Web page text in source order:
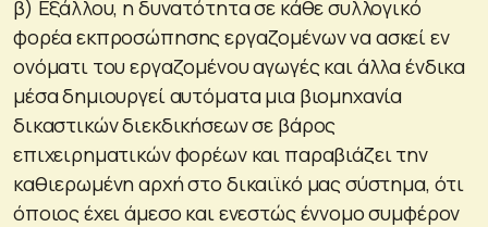
β) Εξάλλου, η δυνατότητα σε κάθε συλλογικό
φορέα εκπροσώπησης εργαζομένων να ασκεί εν
ονόματι του εργαζομένου αγωγές και άλλα ένδικα
μέσα δημιουργεί αυτόματα μια βιομηχανία
δικαστικών διεκδικήσεων σε βάρος
επιχειρηματικών φορέων και παραβιάζει την
καθιερωμένη αρχή στο δικαιϊκό μας σύστημα, ότι
όποιος έχει άμεσο και ενεστώς έννομο συμφέρον